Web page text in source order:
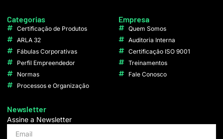
Categorias
Certificação de Produtos
ARLA 32
Fábulas Corporativas
Perfil Empreendedor
Normas
Processos e Organização
Empresa
Quem Somos
Auditoria Interna
Certificação ISO 9001
Treinamentos
Fale Conosco
Newsletter
Assine a Newsletter